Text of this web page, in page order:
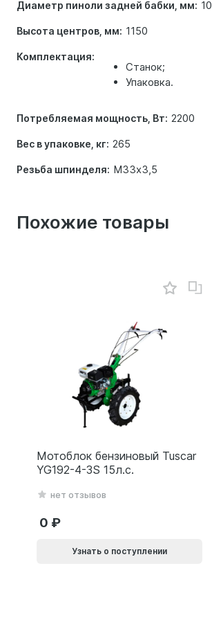
Диаметр пиноли задней бабки, мм: 10
Высота центров, мм: 1150
Комплектация:
Станок;
Упаковка.
Потребляемая мощность, Вт: 2200
Вес в упаковке, кг: 265
Резьба шпинделя: M33х3,5
Похожие товары
Мотоблок бензиновый Tuscar
YG192-4-3S 15л.с.
нет отзывов
0
Узнать о поступлении